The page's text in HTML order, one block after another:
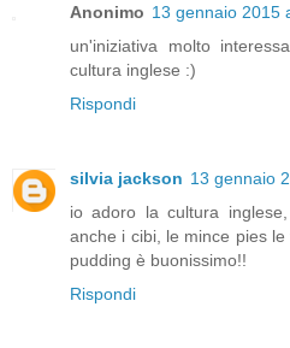
Anonimo 13 gennaio 2015
un'iniziativa molto
cultura inglese :)
Rispondi
silvia jackson 13 gennaio
io adoro la cultura
anche i cibi, le mince pies
pudding è buonissimo!!
Rispondi